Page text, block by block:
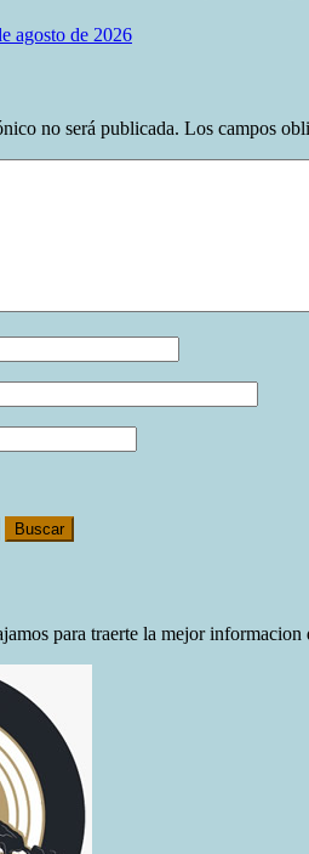
agosto de 2026
no será publicada. Los campos
para traerte la mejor informacion